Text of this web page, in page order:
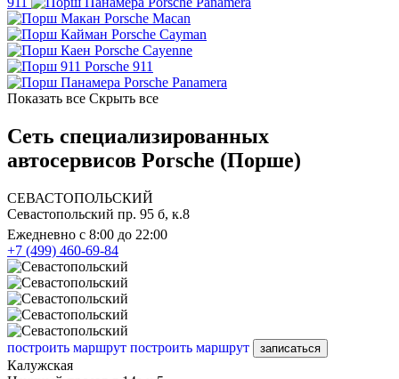
Porsche Macan
Porsche Cayman
Porsche Cayenne
Porsche 911
Porsche Panamera
Показать все Скрыть все
Сеть специализированных
автосервисов Porsche (Порше)
СЕВАСТОПОЛЬСКИЙ
Севастопольский пр. 95 б, к.8
Ежедневно с 8:00 до 22:00
+7 (499) 460-69-84
построить маршрут построить маршрут записаться
Калужская